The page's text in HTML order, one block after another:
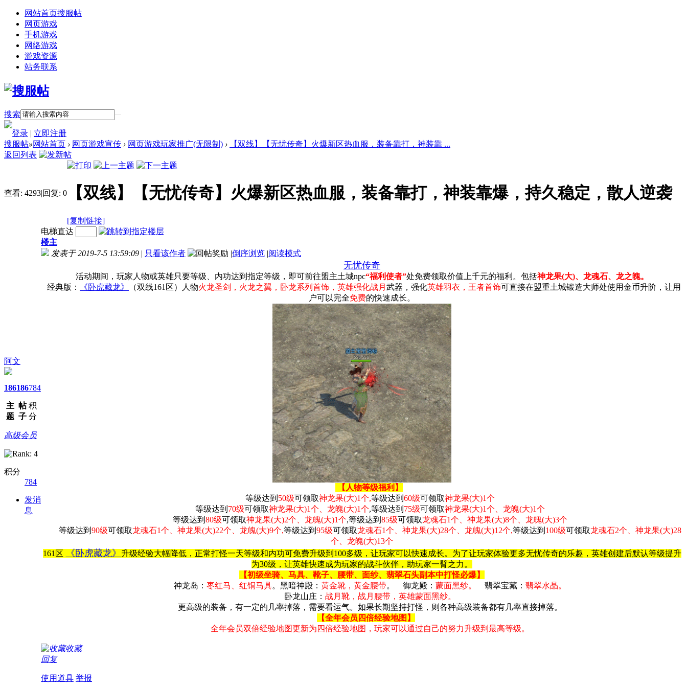
网站首页搜服帖
网页游戏
手机游戏
网络游戏
游戏资源
站务联系
搜索
登录 | 立即注册
搜服帖»网站首页 › 网页游戏宣传 › 网页游戏玩家推广(无限制) ›
【双线】【无忧传奇】火爆新区热血服，装备靠打，神装靠 ...
返回列表
查看: 4293|回复: 0 【双线】【无忧传奇】火爆新区热血服，装备靠打，神装靠爆，持久稳定，散人逆袭
[复制链接]
阿文
186
主
题
186
帖
子
784
积
分
高级会员
积分
784
发消
息
电梯直达
楼主
发表于 2019-7-5 13:59:09 | 只看该作者 |倒序浏览 |阅读模式
无忧传奇
活动期间，玩家人物或英雄只要等级、内功达到指定等级，即可前往盟主土城npc“福利使者”处免费领取价值上千元的福利。包括神龙果(大)、龙魂石、龙之魄。
经典版：
《卧虎藏龙》 （双线161区）人物火龙圣剑，火龙之翼，卧龙系列首饰，英雄强化战月 武器，强化英雄羽衣，王者首饰可直接在盟重土城锻造大师处使用金币升阶，让用
户可以完全免费的快速成长。
【 人物等级福利 】
等级达到 50级可领取神龙果(大)1个,等级达到 60级可领取神龙果(大)1个
等级达到 70级可领取神龙果(大)1个、龙魄(大)1个,等级达到 75级可领取神龙果(大)1个、龙魄(大)1个
等级达到 80级可领取神龙果(大)2个、龙魄(大)1个,等级达到 85级可领取龙魂石1个、神龙果(大)8个、龙魄(大)3个
等级达到 90级可领取龙魂石1个、神龙果(大)22个、龙魄(大)9个,等级达到 95级可领取龙魂石1个、神龙果(大)28个、龙魄(大)12个,等级达到 100级可领取龙魂石2个、神龙果(大)28
个、龙魄(大)13个
161区
《卧虎藏龙》
升级经验大幅降低，正常打怪一天等级和内功可免费升级到100多级，让玩家可以快速成长。为了让玩家体验更多无忧传奇的乐趣，英雄创建后默认等级提升
为30级，让英雄快速成为玩家的战斗伙伴，助玩家一臂之力。
【初级坐骑、马具、靴子、腰带、面纱、翡翠石头副本中打怪必爆】
神龙岛： 枣红马、红铜马具。 黑暗神殿： 黄金靴，黄金腰带。 御龙殿： 蒙面黑纱。 翡翠宝藏： 翡翠水晶。
卧龙山庄： 战月靴，战月腰带，英雄蒙面黑纱。
更高级的装备，有一定的几率掉落，需要看运气。如果长期坚持打怪，则各种高级装备都有几率直接掉落。
【全年会员四倍经验地图】
全年会员双倍经验地图更新为四倍经验地图，玩家可以通过自己的努力升级到最高等级。
收藏
回复
使用道具 举报